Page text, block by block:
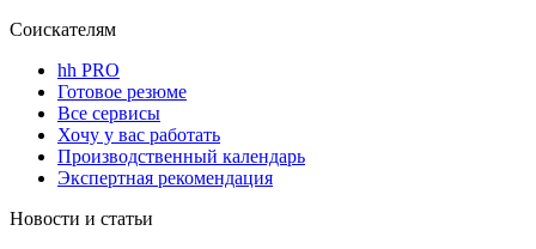
Соискателям
hh PRO
Готовое резюме
Все сервисы
Хочу у вас работать
Производственный календарь
Экспертная рекомендация
Новости и статьи